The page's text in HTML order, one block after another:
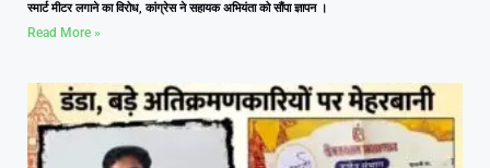
स्मार्ट मीटर लगाने का विरोध, कांग्रेस ने सहायक अभियंता को सौंपा ज्ञापन ।
Read More »